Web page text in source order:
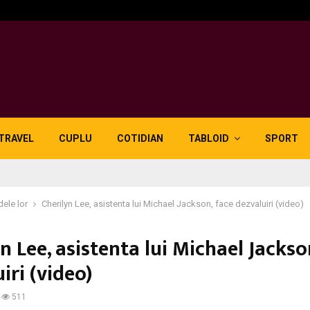
CUPLU COTIDIAN TABLOID SPORT
lor Cherilyn Lee, asistenta lui Michael Jackson, face dezvaluiri (video)
Lee, asistenta lui Michael
(video)
511